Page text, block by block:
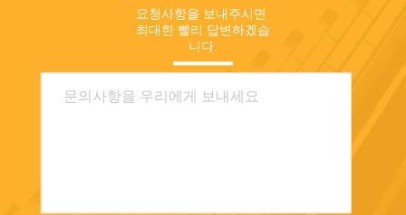
요청사항을 보내주시면
최대한 빨리 답변하겠습
니다.